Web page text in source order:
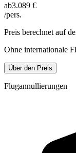
ab3.089 €
/pers.
Preis berechnet auf
Ohne internationale
Über den Preis
Flugannullierungen